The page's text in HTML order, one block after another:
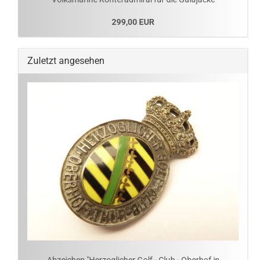
299,00 EUR
Zuletzt angesehen